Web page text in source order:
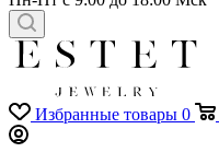
Избранные товары 0